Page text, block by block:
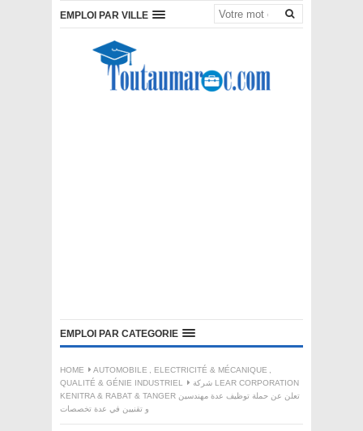
EMPLOI PAR VILLE
EMPLOI PAR CATEGORIE
HOME AUTOMOBILE , ELECTRICITÉ & MÉCANIQUE ,
QUALITÉ & GÉNIE INDUSTRIEL
شركة LEAR CORPORATION
KENITRA & RABAT & TANGER تعلن عن حملة توظيف عدة مهندسين
و تقنيين في عدة تخصصات